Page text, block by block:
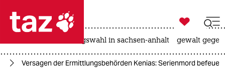
 taz zahl ich
taz zahl ich

taz zahl ich
landtagswahl in sachsen-anhalt gewalt
Versagen der Ermittlungsbehörden Kenias: Serienmord